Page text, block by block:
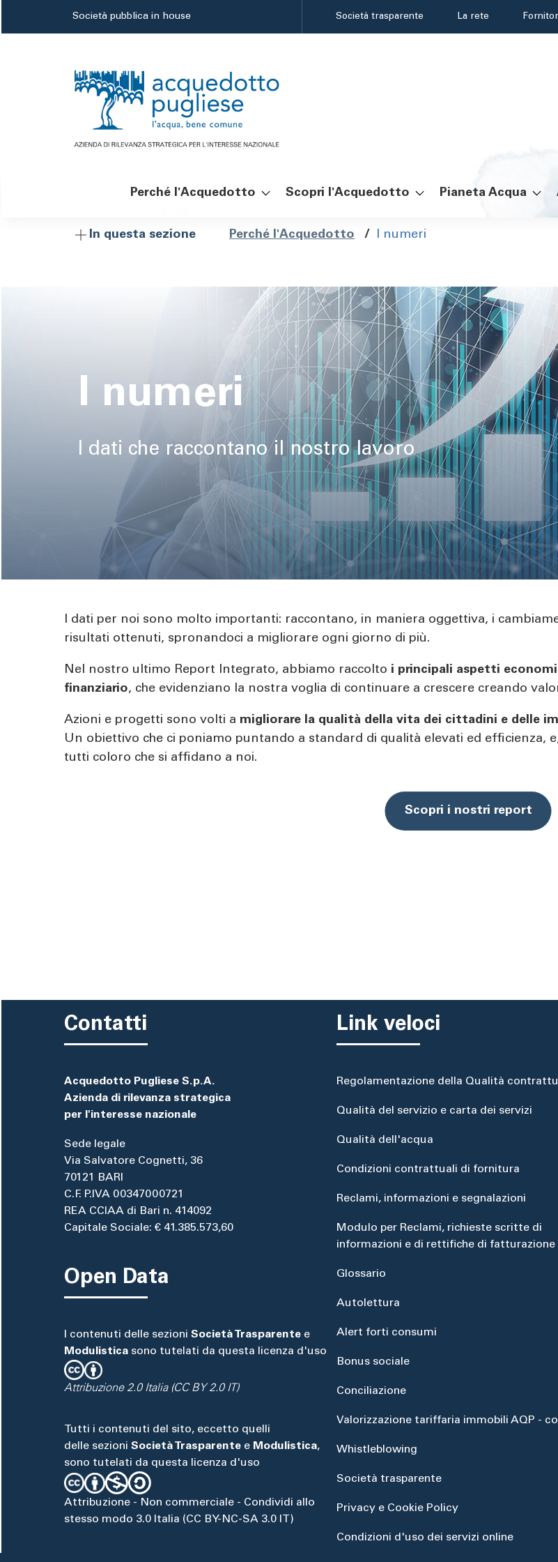
Società pubblica in house
Header
Società trasparente La rete
Navigazione
Perché l'Acquedotto Scopri l'Acquedotto Pianeta Acqua
In questa sezione
Briciole
pane
Perché l'Acquedotto / I numeri
I numeri
I dati che raccontano il nostro lavoro
I dati per noi sono molto importanti: raccontano, in maniera oggettiva, i
risultati ottenuti, spronandoci a migliorare ogni giorno di più.
Nel nostro ultimo Report Integrato, abbiamo raccolto i principali aspetti
finanziario, che evidenziano la nostra voglia di continuare a crescere creando
Azioni e progetti sono volti a migliorare la qualità della vita dei cittadini e delle
Un obiettivo che ci poniamo puntando a standard di qualità elevati ed efficienza,
tutti coloro che si affidano a noi.
Scopri i nostri report
Contatti
Acquedotto Pugliese S.p.A.
Azienda di rilevanza strategica
per l'interesse nazionale
Sede legale
Via Salvatore Cognetti, 36
70121 BARI
C.F. P.IVA 00347000721
REA CCIAA di Bari n. 414092
Capitale Sociale: € 41.385.573,60
Open Data
I contenuti delle sezioni Società Trasparente e
Modulistica sono tutelati da questa licenza d'uso
Attribuzione 2.0 Italia (CC BY 2.0 IT)
Tutti i contenuti del sito, eccetto quelli
delle sezioni Società Trasparente e Modulistica,
sono tutelati da questa licenza d'uso
Attribuzione - Non commerciale - Condividi allo
stesso modo 3.0 Italia (CC BY-NC-SA 3.0 IT)
Link veloci
Regolamentazione della Qualità
Qualità del servizio e carta dei servizi
Qualità dell'acqua
Condizioni contrattuali di fornitura
Reclami, informazioni e segnalazioni
Modulo per Reclami, richieste scritte di
informazioni e di rettifiche di fatturazione
Glossario
Autolettura
Alert forti consumi
Bonus sociale
Conciliazione
Valorizzazione tariffaria immobili AQP -
Whistleblowing
Società trasparente
Privacy e Cookie Policy
Condizioni d'uso dei servizi online